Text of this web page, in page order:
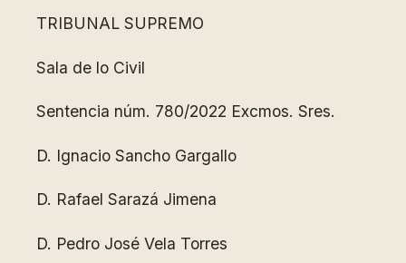
TRIBUNAL SUPREMO
Sala de lo Civil
Sentencia núm. 780/2022 Excmos. Sres.
D. Ignacio Sancho Gargallo
D. Rafael Sarazá Jimena
D. Pedro José Vela Torres